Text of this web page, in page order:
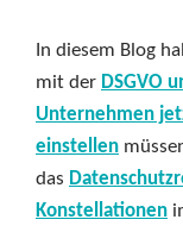
In diesem Blog
mit der DSGVO
Unternehmen
einstellen
das
Konstellationen